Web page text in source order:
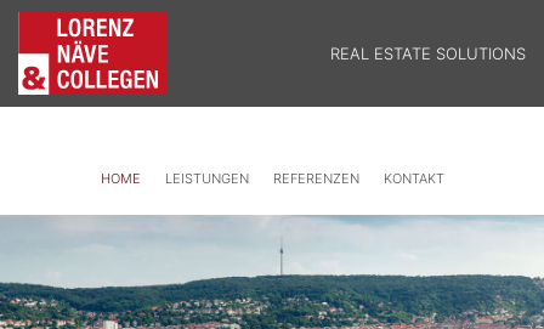
REAL ESTATE SOLUTIONS
HOME LEISTUNGEN REFERENZEN KONTAKT